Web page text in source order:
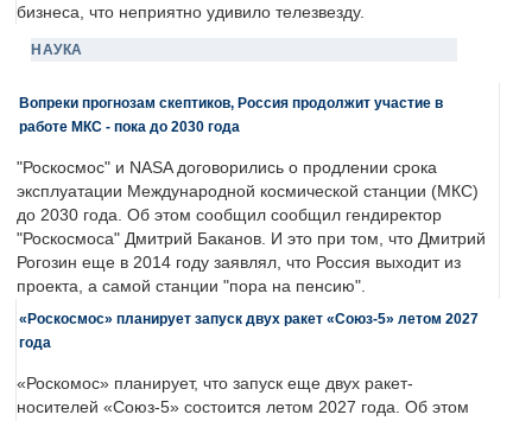
бизнеса, что неприятно удивило телезвезду.
НАУКА
Вопреки прогнозам скептиков, Россия продолжит участие в
работе МКС - пока до 2030 года
"Роскосмос" и NASA договорились о продлении срока
эксплуатации Международной космической станции (МКС)
до 2030 года. Об этом сообщил сообщил гендиректор
"Роскосмоса" Дмитрий Баканов. И это при том, что Дмитрий
Рогозин еще в 2014 году заявлял, что Россия выходит из
проекта, а самой станции "пора на пенсию".
«Роскосмос» планирует запуск двух ракет «Союз-5» летом 2027
года
«Роскомос» планирует, что запуск еще двух ракет-
носителей «Союз-5» состоится летом 2027 года. Об этом